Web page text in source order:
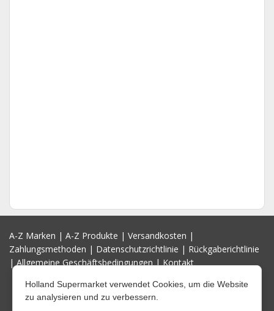
A-Z Marken | A-Z Produkte | Versandkosten |
Zahlungsmethoden | Datenschutzrichtlinie | Rückgaberichtlinie
|Allgemeine Geschäftsbedingungen|Kontakt
Holland Supermarket verwendet Cookies, um die Website
zu analysieren und zu verbessern.